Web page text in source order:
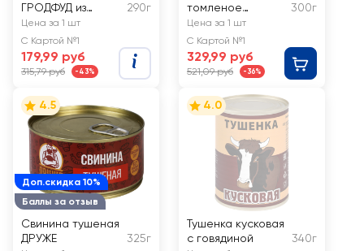
ГРОДФУД из
свинины
290г
Цена за 1 шт
С Картой №1
179,99 руб
315,79 руб -43%
томленое
ДОБРИНСКОЕ
Фермерское
натуральное
300г
Цена за 1 шт
С Картой №1
329,99 руб
521,09 руб -36%
Доп.скидка 10%
Баллы за отзыв
4.5
Свинина тушеная
ДРУЖЕ
325г
4.0
Тушенка кусковая
с говядиной
340г